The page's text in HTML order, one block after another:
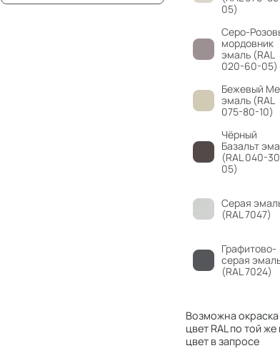
05)
Серо-
мордовник
эмаль (RAL
020-60-05)
Бежевый
эмаль (RAL
075-80-10)
Чёрный
Базальт
(RAL 040-
05)
Серая
(RAL 7047)
Графитово-
серая
(RAL 7024)
Возможна
цвет RAL по той
цвет в запросе